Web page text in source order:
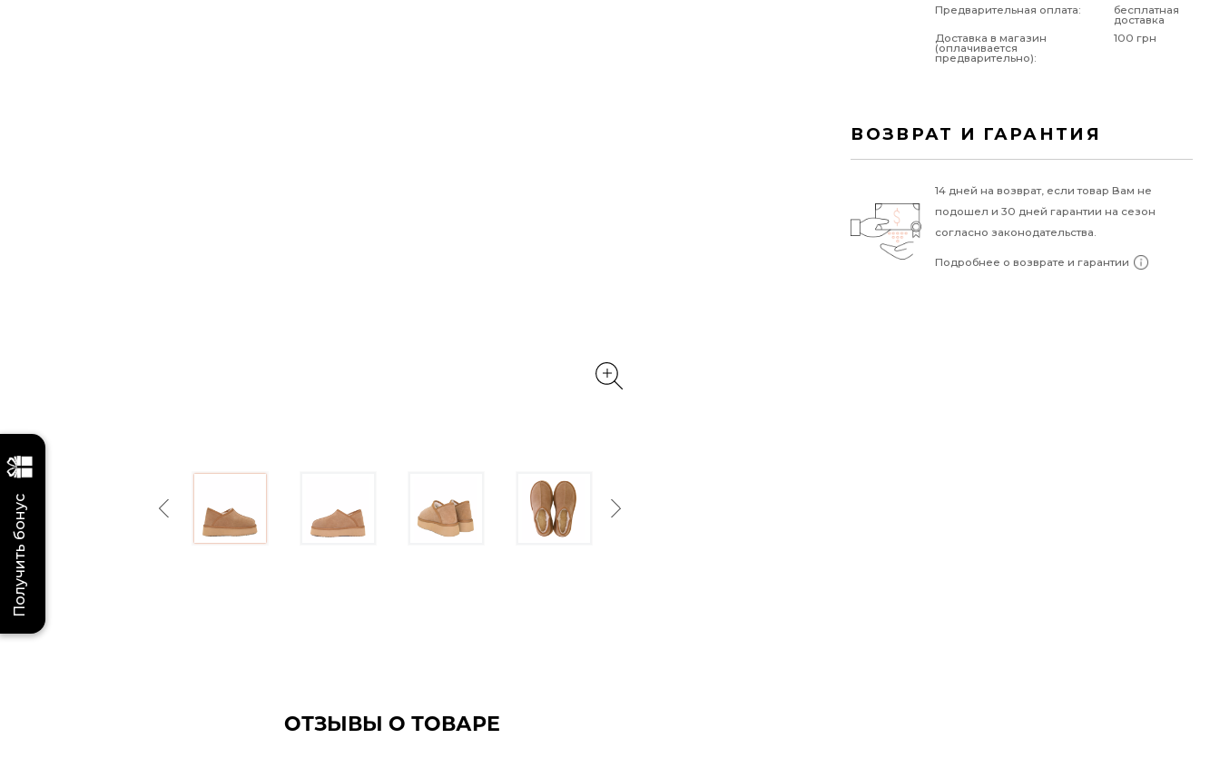
Previous Next
ОТЗЫВЫ О ТОВАРЕ
Предварительная оплата: бесплатная
доставка
Доставка в магазин
(оплачивается
предварительно):
100 грн
ВОЗВРАТ И ГАРАНТИЯ
14 дней на возврат, если товар Вам не
подошел и 30 дней гарантии на сезон
согласно законодательства.
Подробнее о возврате и гарантии
Получить бонус